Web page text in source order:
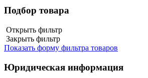
Подбор товара
Открыть фильтр
Закрыть фильтр
Показать форму фильтра товаров
Юридическая информация